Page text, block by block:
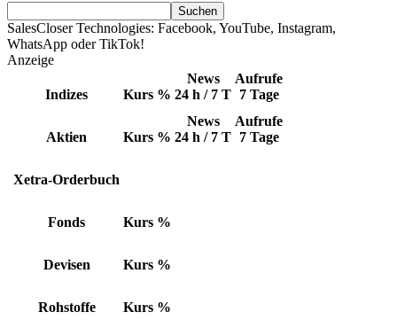
SalesCloser Technologies: Facebook, YouTube, Instagram,
WhatsApp oder TikTok!
Anzeige
Indizes Kurs %
News
24 h / 7 T
Aufrufe
7 Tage
Aktien Kurs %
News
24 h / 7 T
Aufrufe
7 Tage
Xetra-Orderbuch
Fonds Kurs %
Devisen Kurs %
Rohstoffe Kurs %